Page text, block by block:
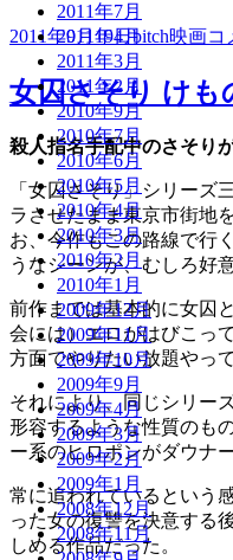
2011年7月
2011年4月
2011年3月
2011年2月
2010年9月
2010年7月
2010年6月
2010年5月
2010年4月
2010年3月
2010年2月
2010年1月
2009年12月
2009年11月
2009年10月
2009年9月
2009年4月
2009年3月
2009年2月
2009年1月
2008年12月
2008年11月
投
日:
2011年9月19日作
成
者
bitchカ
ゴ
リ
ー
映画女
さ
そ
り
701
号
怨
み
に
コ
女囚さそり
殺人指名手配中のさそり
「女囚さそり」シリー
ラさせたまま東京市街地
お、今作もこの路線で行
うなシーンが、むしろ好
前作までは基本的に女囚
会には）エロがはびこっ
方面でやりたい放題やって
それにより、同じシリー
形容するような性質のも
ー系のヒロポンがダウナ
常に追われているという
った女の復讐を決意する
しめる作品だった。